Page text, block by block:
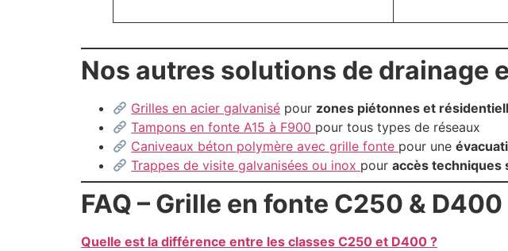
Nos autres solutions de drainage
Grilles en acier galvanisé pour zones piétonnes et
Tampons en fonte A15 à F900 pour tous types de réseaux
Caniveaux béton polymère avec grille fonte pour une
Trappes de visite galvanisées ou inox pouraccès techniques
FAQ – Grille en fonte C250 & D400
Quelle est la différence entre les classes C250 et D400 ?